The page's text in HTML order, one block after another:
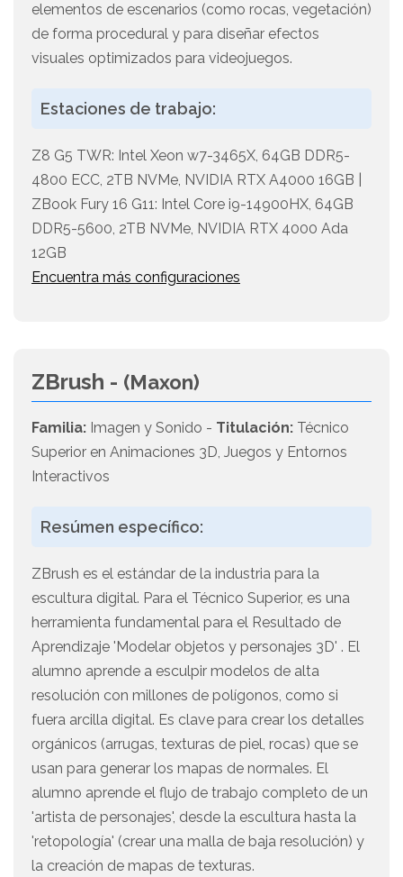
elementos de escenarios (como rocas, vegetación)
de forma procedural y para diseñar efectos
visuales optimizados para videojuegos.
Estaciones de trabajo:
Z8 G5 TWR: Intel Xeon w7-3465X, 64GB DDR5-
4800 ECC, 2TB NVMe, NVIDIA RTX A4000 16GB |
ZBook Fury 16 G11: Intel Core i9-14900HX, 64GB
DDR5-5600, 2TB NVMe, NVIDIA RTX 4000 Ada
12GB
Encuentra más configuraciones
ZBrush - (Maxon)
Familia: Imagen y Sonido - Titulación: Técnico
Superior en Animaciones 3D, Juegos y Entornos
Interactivos
Resúmen específico:
ZBrush es el estándar de la industria para la
escultura digital. Para el Técnico Superior, es una
herramienta fundamental para el Resultado de
Aprendizaje 'Modelar objetos y personajes 3D' . El
alumno aprende a esculpir modelos de alta
resolución con millones de polígonos, como si
fuera arcilla digital. Es clave para crear los detalles
orgánicos (arrugas, texturas de piel, rocas) que se
usan para generar los mapas de normales. El
alumno aprende el flujo de trabajo completo de un
'artista de personajes', desde la escultura hasta la
'retopología' (crear una malla de baja resolución) y
la creación de mapas de texturas.